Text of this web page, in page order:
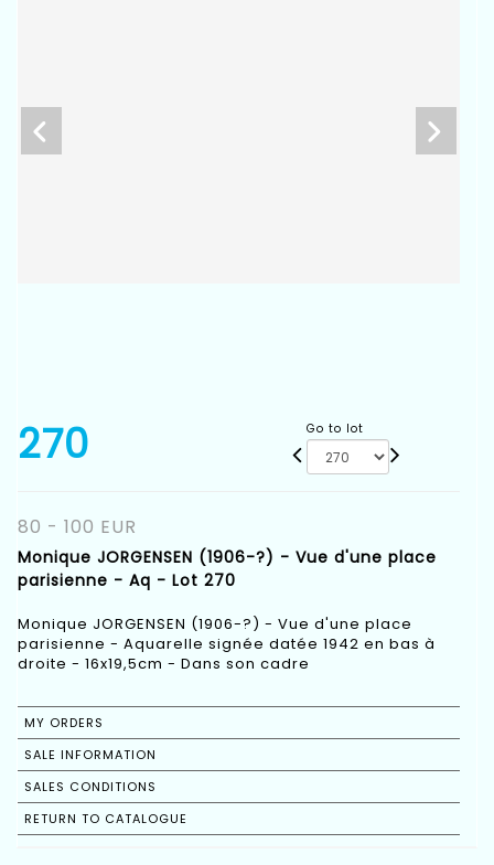
270 Go to lot
80 - 100 EUR
Monique JORGENSEN (1906-?) - Vue d'une place
parisienne - Aq - Lot 270
Monique JORGENSEN (1906-?) - Vue d'une place
parisienne - Aquarelle signée datée 1942 en bas à
droite - 16x19,5cm - Dans son cadre
MY ORDERS
SALE INFORMATION
SALES CONDITIONS
RETURN TO CATALOGUE